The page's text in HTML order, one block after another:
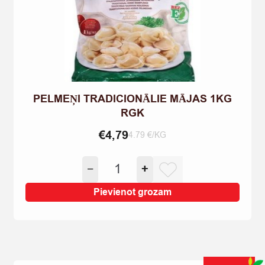
PELMEŅI TRADICIONĀLIE MĀJAS 1KG
RGK
€4,794.79 €/KG
−
PELMEŅI
TRADICIONĀLIE
MĀJAS
1KG
+
Pievienot grozam